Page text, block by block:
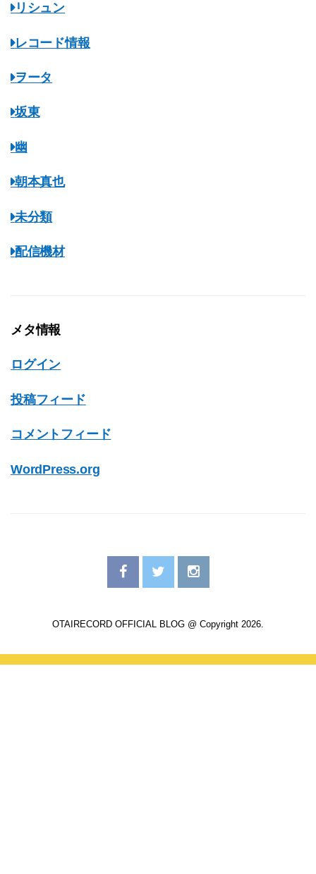
リシュン
レコード情報
ヲータ
坂東
幽
朝本真也
未分類
配信機材
メタ情報
ログイン
投稿フィード
コメントフィード
WordPress.org
OTAIRECORD OFFICIAL BLOG @ Copyright 2026.